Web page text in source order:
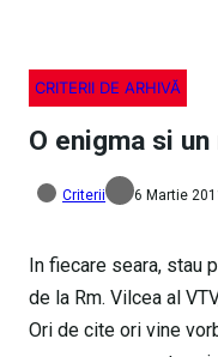
CRITERII DE ARHIVĂ
O enigma si
Criterii 6 Martie
In fiecare seara, stau
de la Rm. Vilcea al
Ori de cite ori vine